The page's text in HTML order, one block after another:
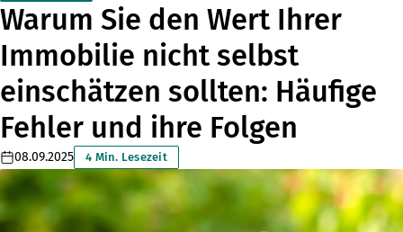
Warum Sie den Wert Ihrer
Immobilie nicht selbst
einschätzen sollten: Häufige
Fehler und ihre Folgen
08.09.2025 4 Min. Lesezeit